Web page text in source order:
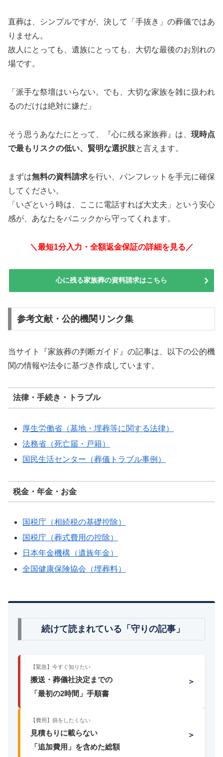
直葬は、シンプルですが、決して「手抜き」の葬儀ではあ
りません。
故人にとっても、遺族にとっても、大切な最後のお別れの
場です。
「派手な祭壇はいらない。でも、大切な家族を雑に扱われ
るのだけは絶対に嫌だ」
そう思うあなたにとって、『心に残る家族葬』は、 現時点
で最もリスクの低い、賢明な選択肢と言えます。
まずは無料の資料請求を行い、パンフレットを手元に確保
してください。
「いざという時は、ここに電話すれば大丈夫」という安心
感が、あなたをパニックから守ってくれます。
＼最短1分入力・全額返金保証の詳細を見る／
心に残る家族葬の資料請求はこちら
参考文献・公的機関リンク集
当サイト『家族葬の判断ガイド』の記事は、以下の公的機
関の情報や法令に基づき作成しています。
法律・手続き・トラブル
厚生労働省（墓地・埋葬等に関する法律）
法務省（死亡届・戸籍）
国民生活センター（葬儀トラブル事例）
税金・年金・お金
国税庁（相続税の基礎控除）
国税庁（葬式費用の控除）
日本年金機構（遺族年金）
全国健康保険協会（埋葬料）
続けて読まれている「守りの記事」
【緊急】今すぐ知りたい
搬送・葬儀社決定までの
「最初の2時間」手順書
＞
【費用】損をしたくない
見積もりに載らない
「追加費用」を含めた総額
＞